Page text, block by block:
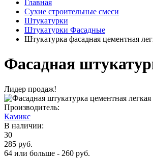
Главная
Сухие строительные смеси
Штукатурки
Штукатурки Фасадные
Штукатурка фасадная цементная
Фасадная
Лидер продаж!
Производитель:
Камикс
В наличии:
30
285 руб.
64 или больше - 260 руб.